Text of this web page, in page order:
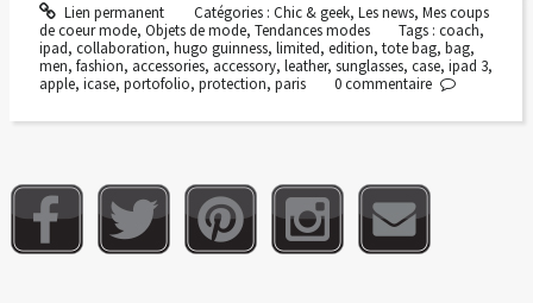
Lien permanent Catégories : Chic & geek, Les news, Mes coups
de coeur mode, Objets de mode, Tendances modes Tags :coach,
ipad, collaboration, hugo guinness, limited, edition, tote bag, bag,
men, fashion, accessories, accessory, leather, sunglasses, case, ipad 3,
apple, icase, portofolio, protection, paris 0commentaire